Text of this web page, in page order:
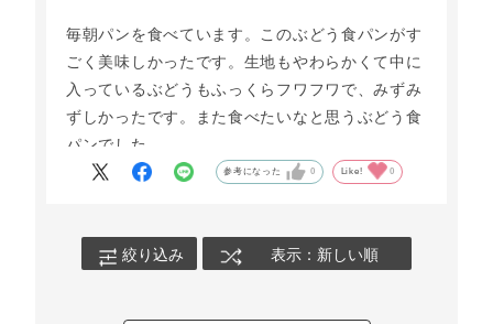
毎朝パンを食べています。このぶどう食パンがす
ごく美味しかったです。生地もやわらかくて中に
入っているぶどうもふっくらフワフワで、みずみ
ずしかったです。また食べたいなと思うぶどう食
パンでした。
参考になった 0 Like! 0
絞り込み 表示：新しい順